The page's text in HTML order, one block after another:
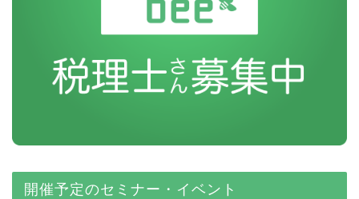
開催予定のセミナー・イベント